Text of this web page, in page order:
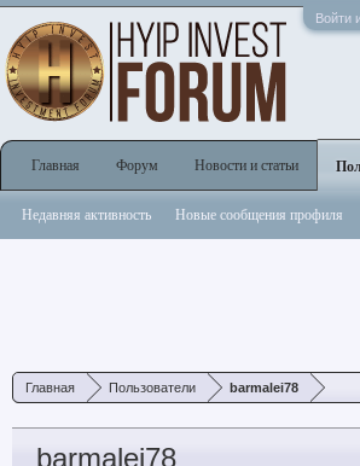
Войти
Главная Пользователи barmalei78
barmalei78
Главная Форум Новости и статьи
Недавняя активность Новые сообщения профиля